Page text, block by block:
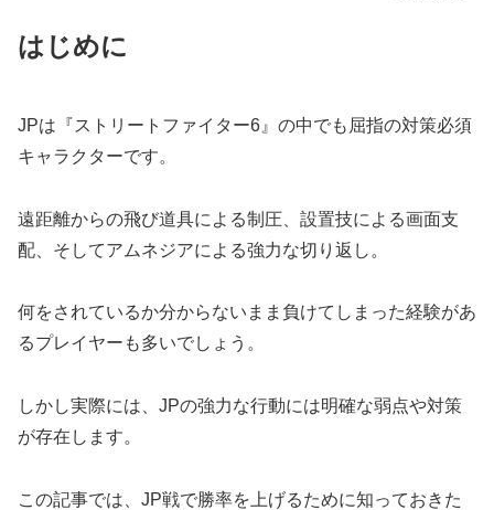
はじめに
JPは『ストリートファイター6』の中でも屈指の対策必須
キャラクターです。
遠距離からの飛び道具による制圧、設置技による画面支
配、そしてアムネジアによる強力な切り返し。
何をされているか分からないまま負けてしまった経験があ
るプレイヤーも多いでしょう。
しかし実際には、JPの強力な行動には明確な弱点や対策
が存在します。
この記事では、JP戦で勝率を上げるために知っておきた